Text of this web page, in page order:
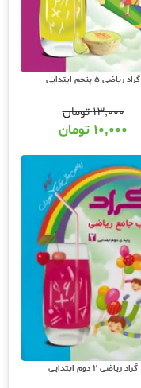
گراد ریاضی 5 پنجم ابتدایی
۱۳,۰۰۰تومان
۱۰,۰۰۰ تومان
گراد ریاضی 2 دوم ابتدایی